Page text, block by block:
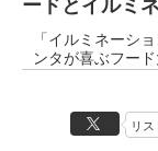
ードとイルミ
「イルミネーシ
ンタが喜ぶフー
リス